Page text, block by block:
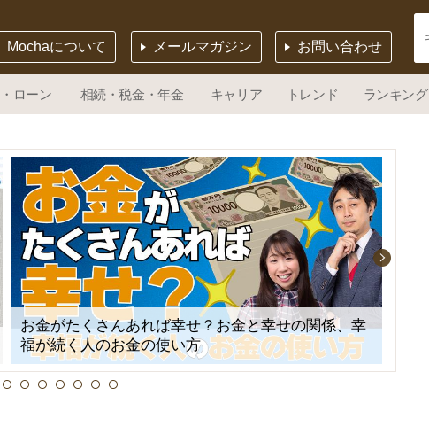
お問い合わせ
メールマガジン
Mochaについて
ローン 相続・税金・年金 キャリア トレンド ランキング
お金がたくさんあれば幸せ？お金と幸せの関係、幸
福が続く人のお金の使い方